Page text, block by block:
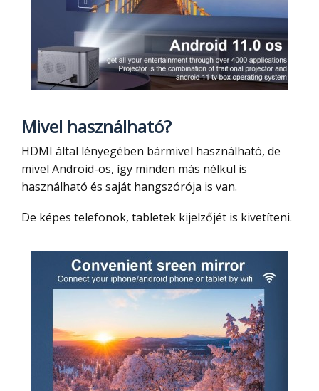
Mivel használható?
HDMI által lényegében bármivel használható, de
mivel Android-os, így minden más nélkül is
használható és saját hangszórója is van.
De képes telefonok, tabletek kijelzőjét is kivetíteni.